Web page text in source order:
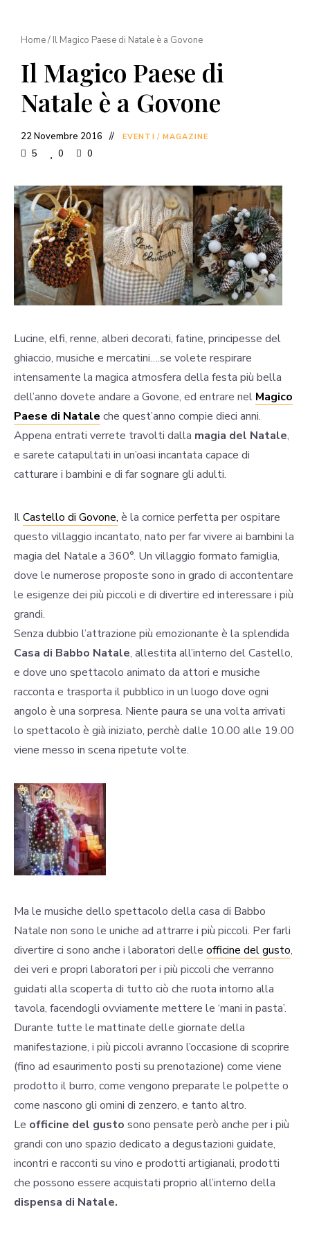
Home/ Il Magico Paese di Natale è a Govone
Il Magico Paese di
Natale è a Govone
22 Novembre 2016 EVENTI / MAGAZINE
5 0 0
Lucine, elfi, renne, alberi decorati, fatine, principesse del
ghiaccio, musiche e mercatini….se volete respirare
intensamente la magica atmosfera della festa più bella
dell’anno dovete andare a Govone, ed entrare nel Magico
Paese di Natale che quest’anno compie dieci anni.
Appena entrati verrete travolti dalla magia del Natale,
e sarete catapultati in un’oasi incantata capace di
catturare i bambini e di far sognare gli adulti.
IlCastello di Govone, è la cornice perfetta per ospitare
questo villaggio incantato, nato per far vivere ai bambini la
magia del Natale a 360°. Un villaggio formato famiglia,
dove le numerose proposte sono in grado di accontentare
le esigenze dei più piccoli e di divertire ed interessare i più
grandi.
Senza dubbio l’attrazione più emozionante è la splendida
Casa di Babbo Natale, allestita all’interno del Castello,
e dove uno spettacolo animato da attori e musiche
racconta e trasporta il pubblico in un luogo dove ogni
angolo è una sorpresa. Niente paura se una volta arrivati
lo spettacolo è già iniziato, perchè dalle 10.00 alle 19.00
viene messo in scena ripetute volte.
Ma le musiche dello spettacolo della casa di Babbo
Natale non sono le uniche ad attrarre i più piccoli. Per farli
divertire ci sono anche i laboratori delle officine del gusto,
dei veri e propri laboratori per i più piccoli che verranno
guidati alla scoperta di tutto ciò che ruota intorno alla
tavola, facendogli ovviamente mettere le ‘mani in pasta’.
Durante tutte le mattinate delle giornate della
manifestazione, i più piccoli avranno l’occasione di scoprire
(fino ad esaurimento posti su prenotazione) come viene
prodotto il burro, come vengono preparate le polpette o
come nascono gli omini di zenzero, e tanto altro.
Le officine del gusto sono pensate però anche per i più
grandi con uno spazio dedicato a degustazioni guidate,
incontri e racconti su vino e prodotti artigianali, prodotti
che possono essere acquistati proprio all’interno della
dispensa di Natale.